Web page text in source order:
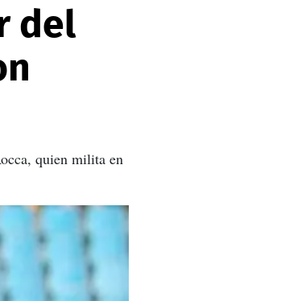
del
quien milita en